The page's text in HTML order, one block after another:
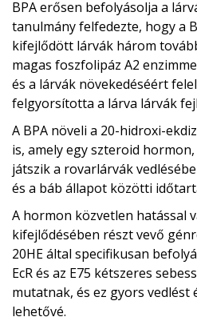
BPA erősen befolyásolja a
tanulmány felfedezte, hogy a
kifejlődött lárvák három
magas foszfolipáz A2
és a lárvák növekedéséért
felgyorsította a lárva lárvák
A BPA növeli a 20-hidroxi-
is, amely egy szteroid
játszik a rovarlárvák
és a báb állapot közötti
A hormon közvetlen hatással
kifejlődésében részt vevő
20HE által specifikusan
EcR és az E75 kétszeres
mutatnak, és ez gyors vedlést
lehetővé.